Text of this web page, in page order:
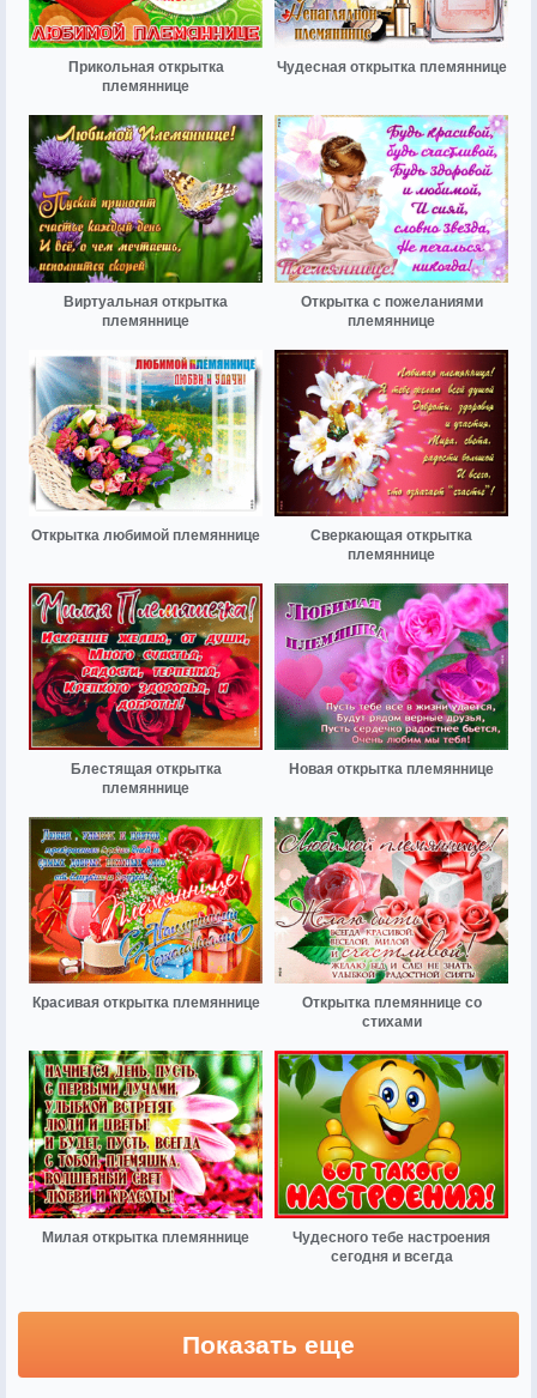
Прикольная открытка
племяннице
Чудесная открытка племяннице
Виртуальная открытка
племяннице
Открытка с пожеланиями
племяннице
Открытка любимой племяннице
Сверкающая открытка
племяннице
Блестящая открытка
племяннице
Новая открытка племяннице
Красивая открытка племяннице
Открытка племяннице со
стихами
Милая открытка племяннице
Чудесного тебе настроения
сегодня и всегда
Показать еще